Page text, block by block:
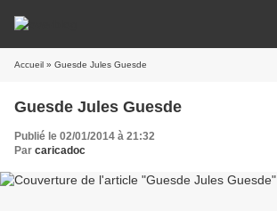
Accueil » Guesde Jules Guesde
Guesde Jules Guesde
Publié le 02/01/2014 à 21:32
Par caricadoc